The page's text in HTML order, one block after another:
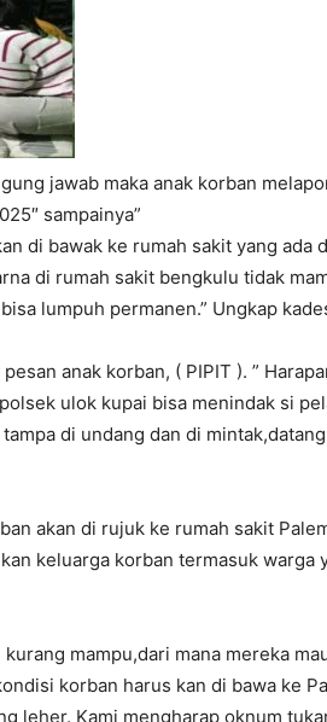
jawab maka anak korban
sampainya”
di bawak ke rumah sakit yang ada
di rumah sakit bengkulu tidak
lumpuh permanen.” Ungkap
anak korban, ( PIPIT ). ”
ulok kupai bisa menindak si
di undang dan di
akan di rujuk ke rumah sakit
keluarga korban termasuk warga
mampu,dari mana mereka
korban harus kan di bawa ke
leher. Kami mengharap oknum